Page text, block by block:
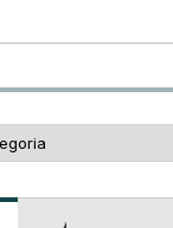
era:
è: